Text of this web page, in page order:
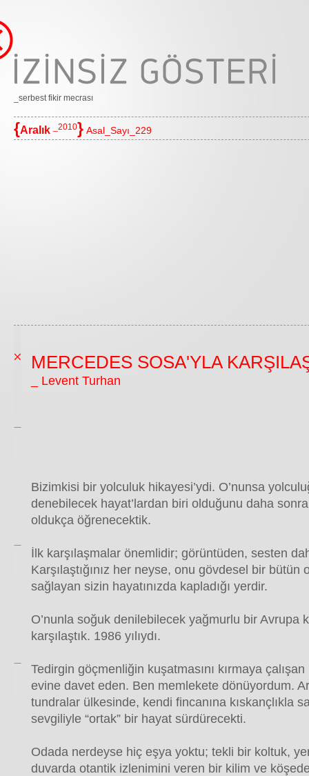
_serbest fikir mecrası
{Aralık _2010} Asal_Sayı_229
MERCEDES SOSA'YLA
_ Levent Turhan
Bizimkisi bir yolculuk hikayesi’ydi. O’nunsa
denebilecek hayat’lardan biri olduğunu daha
oldukça öğrenecektik.
İlk karşılaşmalar önemlidir; görüntüden, sesten
Karşılaştığınız her neyse, onu gövdesel bir bütün
sağlayan sizin hayatınızda kapladığı yerdir.
O’nunla soğuk denilebilecek yağmurlu bir Avrupa
karşılaştık. 1986 yılıydı.
Tedirgin göçmenliğin kuşatmasını kırmaya
evine davet eden. Ben memlekete dönüyordum.
tundralar ülkesinde, kendi fincanına kıskançlıkla
sevgiliyle “ortak” bir hayat sürdürecekti.
Odada nerdeyse hiç eşya yoktu; tekli bir koltuk,
duvarda otantik izlenimini veren bir kilim ve